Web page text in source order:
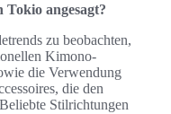
Tokio angesagt?
zu beobachten,
Kimono-
die Verwendung
die den
Stilrichtungen